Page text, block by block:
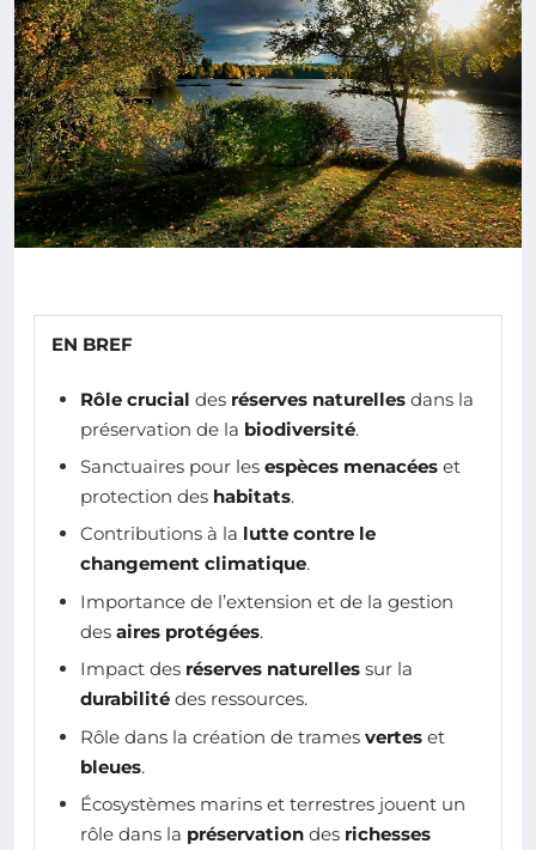
EN BREF
Rôle crucial des réserves naturelles dans la
préservation de la biodiversité.
Sanctuaires pour les espèces menacées et
protection des habitats.
Contributions à la lutte contre le
changement climatique.
Importance de l’extension et de la gestion
des aires protégées.
Impact des réserves naturelles sur la
durabilité des ressources.
Rôle dans la création de trames vertes et
bleues.
Écosystèmes marins et terrestres jouent un
rôle dans la préservation des richesses